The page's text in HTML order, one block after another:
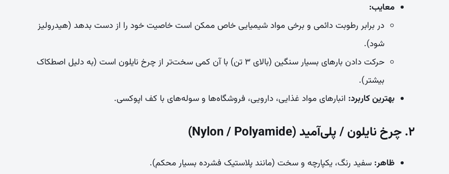
معایب:
در برابر رطوبت دائمی و برخی مواد شیمیایی خاص ممکن است خاصیت خود را از دست بدهد (هیدرولیز
شود).
حرکت دادن بارهای بسیار سنگین (بالای ۳ تن) با آن کمی سخت‌تر از چرخ نایلون است (به دلیل اصطکاک
بیشتر).
بهترین کاربرد: انبارهای مواد غذایی، دارویی، فروشگاه‌ها و سوله‌های با کف اپوکسی.
۲. چرخ نایلون / پلی‌آمید (Nylon / Polyamide)
ظاهر: سفید رنگ، یکپارچه و سخت (مانند پلاستیک فشرده بسیار محکم).